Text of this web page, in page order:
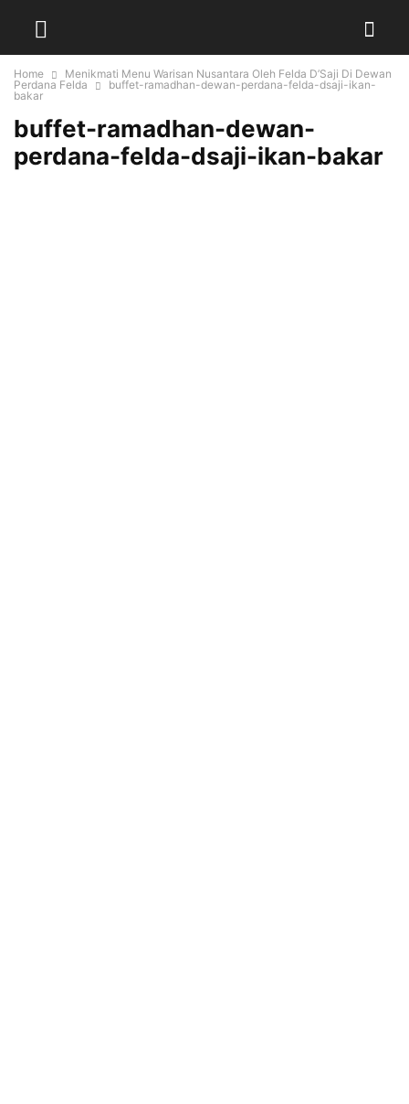
Home
Menikmati Menu Warisan Nusantara Oleh Felda D’Saji Di Dewan
Perdana Felda
buffet-ramadhan-dewan-perdana-felda-dsaji-ikan-
bakar
buffet-ramadhan-dewan-
perdana-felda-dsaji-ikan-bakar